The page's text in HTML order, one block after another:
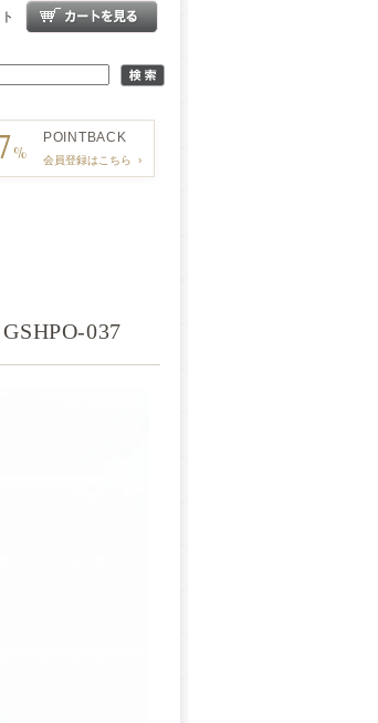
%
POINT BACK
会員登録はこちら ›
037